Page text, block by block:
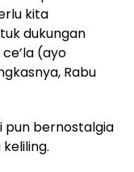
kita
dukungan
(ayo
Rabu
pun bernostalgia